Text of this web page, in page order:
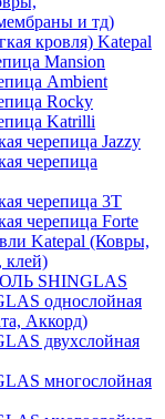
и тд)
кровля) Katepal
Mansion
Ambient
Rocky
Katrilli
черепица Jazzy
черепица
черепица 3T
черепица Forte
Katepal (Ковры,
клей)
SHINGLAS
однослойная
Аккорд)
двухслойная
многослойная